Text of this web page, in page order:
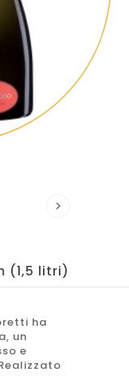

(1,5 litri)
ha
un
e